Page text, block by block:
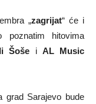
„zagrijat“ će i
poznatim hitovima
Šoše i AL Music
grad Sarajevo bude